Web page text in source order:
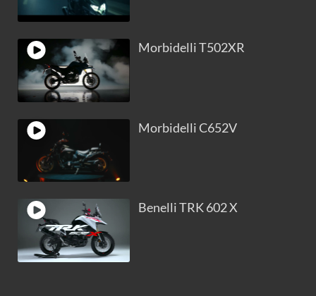
Morbidelli T502XR
Morbidelli C652V
Benelli TRK 602 X